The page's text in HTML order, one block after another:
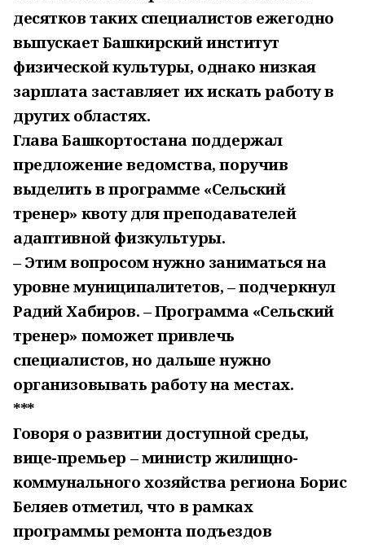
десятков таких специалистов ежегодно
выпускает Башкирский институт
физической культуры, однако низкая
зарплата заставляет их искать работу в
других областях.
Глава Башкортостана поддержал
предложение ведомства, поручив
выделить в программе «Сельский
тренер» квоту для преподавателей
адаптивной физкультуры.
– Этим вопросом нужно заниматься на
уровне муниципалитетов, – подчеркнул
Радий Хабиров. – Программа «Сельский
тренер» поможет привлечь
специалистов, но дальше нужно
организовывать работу на местах.
***
Говоря о развитии доступной среды,
вице-премьер – министр жилищно-
коммунального хозяйства региона Борис
Беляев отметил, что в рамках
программы ремонта подъездов